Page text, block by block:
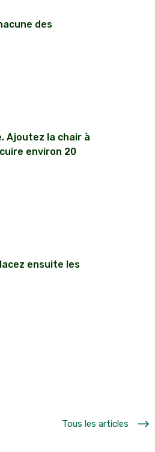
des
Ajoutez la chair à
environ 20
ensuite les
$
Tous les articles